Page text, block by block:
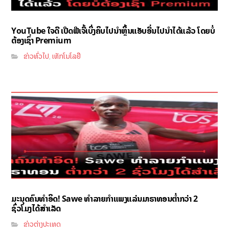
YouTube ໃຈດີ ເປີດຟີເຈີ້ເບິ່ງຄິບໄປນຳຫຼິ້ນແອັບອື່ນໄປນຳໄດ້ແລ້ວ ໂດຍບໍ່
ຕ້ອງເຊົ່າ Premium
ຂ່າວທົ່ວໄປ,ເທັກໂນໂລຢີ
ມະນຸດຄົນທຳອິດ! Sawe ທຳລາຍກຳແພງແລ່ນມາຣາທອນຕ່ຳກວ່າ 2
ຊົ່ວໂມງໄດ້ສຳເລັດ
ຂ່າວຕ່າງປະເທດ